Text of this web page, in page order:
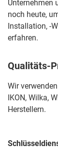
Unternehmen
noch heute,
Installation, -
erfahren.
Qualitäts-
Wir
IKON, Wilka,
Herstellern.